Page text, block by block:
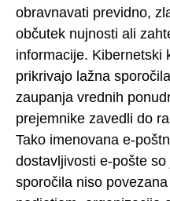
obravnavati previdno,
občutek nujnosti ali
informacije. Kibernetski
prikrivajo lažna
zaupanja vrednih
prejemnike zavedli do
Tako imenovana e-
dostavljivosti e-pošte
sporočila niso